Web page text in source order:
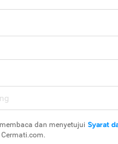
dan menyetujui Syarat